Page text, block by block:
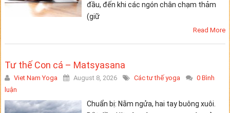
đầu, đến khi các ngón chân chạm thảm
(giữ
Read More
Tư thế Con cá – Matsyasana
Viet Nam Yoga August 8, 2026 Các tư thế yoga
0 Bình
luận
Chuẩn bị: Nằm ngửa, hai tay buông xuôi.